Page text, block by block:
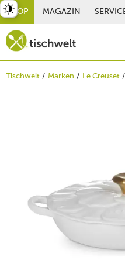
SHOP MAGAZIN
Tischwelt Marken Le Creuset
umschalten